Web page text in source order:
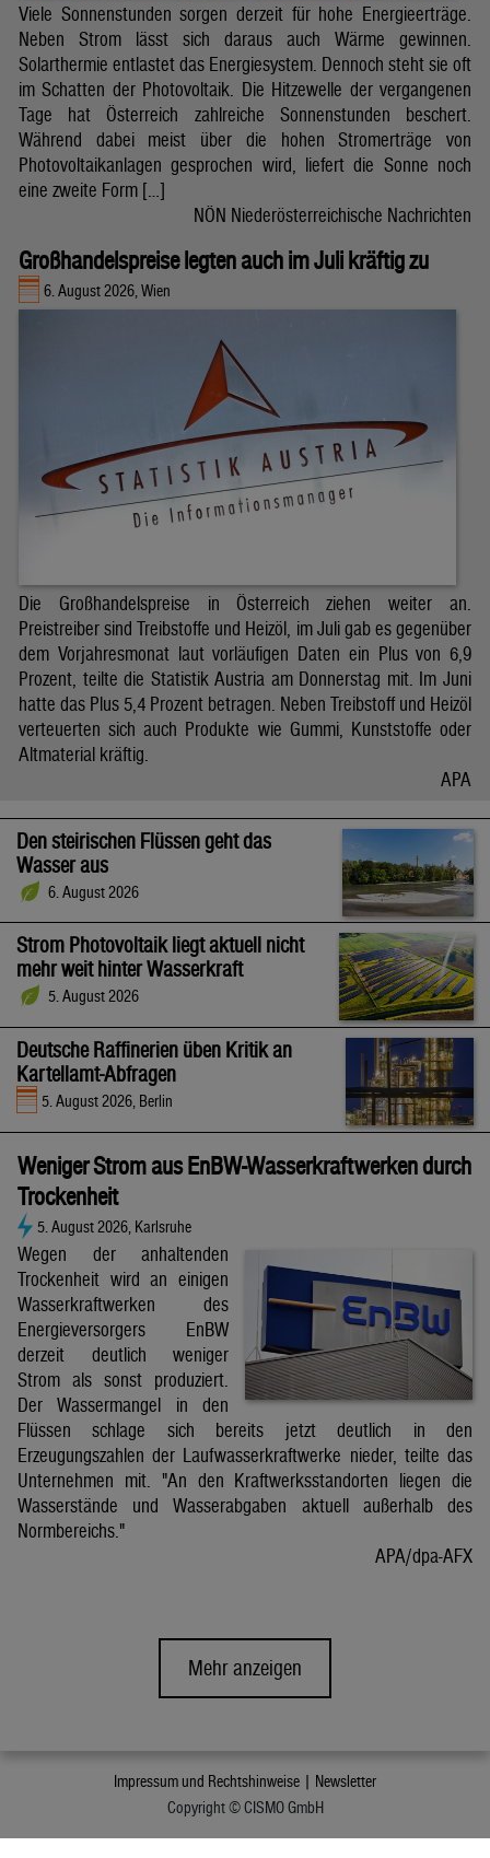
Viele Sonnenstunden sorgen derzeit für hohe Energieerträge.
Neben Strom lässt sich daraus auch Wärme gewinnen.
Solarthermie entlastet das Energiesystem. Dennoch steht sie oft
im Schatten der Photovoltaik. Die Hitzewelle der vergangenen
Tage hat Österreich zahlreiche Sonnenstunden beschert.
Während dabei meist über die hohen Stromerträge von
Photovoltaikanlagen gesprochen wird, liefert die Sonne noch
eine zweite Form […]
NÖN Niederösterreichische Nachrichten
Großhandelspreise legten auch im Juli kräftig zu
6. August 2026, Wien
Die Großhandelspreise in Österreich ziehen weiter an.
Preistreiber sind Treibstoffe und Heizöl, im Juli gab es gegenüber
dem Vorjahresmonat laut vorläufigen Daten ein Plus von 6,9
Prozent, teilte die Statistik Austria am Donnerstag mit. Im Juni
hatte das Plus 5,4 Prozent betragen. Neben Treibstoff und Heizöl
verteuerten sich auch Produkte wie Gummi, Kunststoffe oder
Altmaterial kräftig.
APA
Den steirischen Flüssen geht das
Wasser aus
6. August 2026
Strom Photovoltaik liegt aktuell nicht
mehr weit hinter Wasserkraft
5. August 2026
Deutsche Raffinerien üben Kritik an
Kartellamt-Abfragen
5. August 2026, Berlin
Weniger Strom aus EnBW-Wasserkraftwerken durch
Trockenheit
5. August 2026, Karlsruhe
Wegen der anhaltenden
Trockenheit wird an einigen
Wasserkraftwerken des
Energieversorgers EnBW
derzeit deutlich weniger
Strom als sonst produziert.
Der Wassermangel in den
Flüssen schlage sich bereits jetzt deutlich in den
Erzeugungszahlen der Laufwasserkraftwerke nieder, teilte das
Unternehmen mit. "An den Kraftwerksstandorten liegen die
Wasserstände und Wasserabgaben aktuell außerhalb des
Normbereichs."
APA/dpa-AFX
Mehr anzeigen
Impressum und Rechtshinweise | Newsletter
Copyright © CISMO GmbH